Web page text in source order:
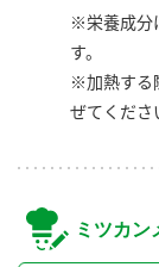
※栄養成分
す。
※加熱する
ぜてくださ
ミツカン